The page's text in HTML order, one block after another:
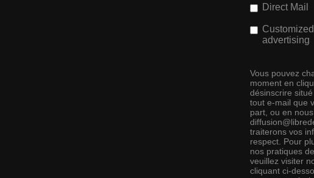
Direct Mail
advertising
Vous pouvez
moment en
désinscrire
tout e-mail que
part, ou en
traiterons vos
respect. Pour
nos pratiques
veuillez visiter
cliquant ci-